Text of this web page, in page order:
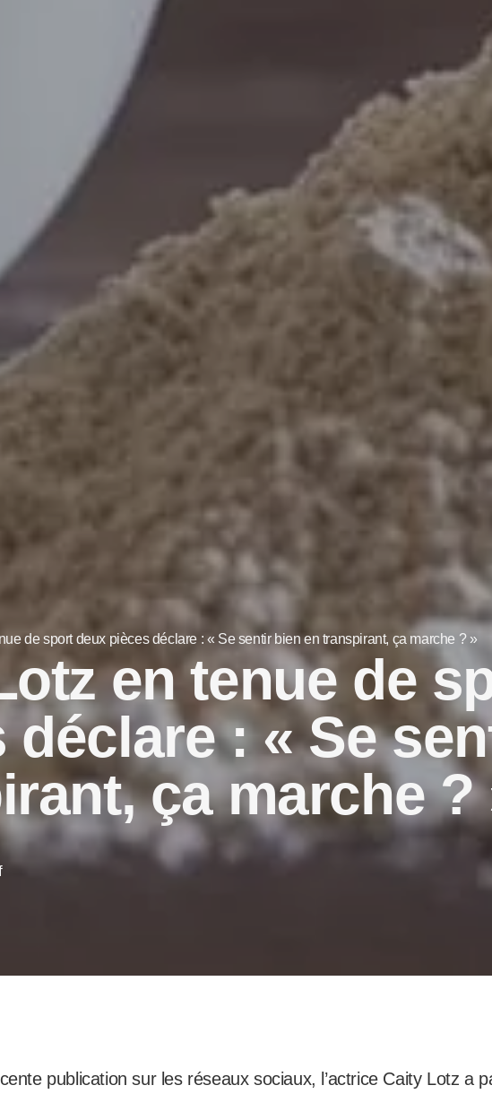
de sport deux pièces déclare : « Se sentir bien en transpirant, ça marche ? »
en tenue de
déclare : « Se
ça marche ?
publication sur les réseaux sociaux, l’actrice Caity Lotz a